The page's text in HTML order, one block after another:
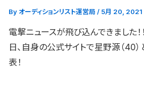
By オーディションリスト運営局 / 5月 20, 2021
電撃ニュースが飛び込んできました！
日、自身の公式サイトで星野源（40
表！